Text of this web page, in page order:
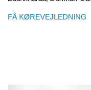
FÅ KØREVEJLEDNING